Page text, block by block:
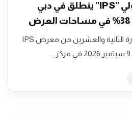
معرض العقارات الدولي "IPS" ينطلق في دبي
تستعد دبي لاستضافة الدورة الثانية والعشرين من معرض IPS